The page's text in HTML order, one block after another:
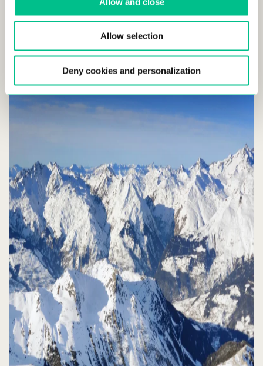
Allow selection
Deny cookies and personalization
Les Arcs : du divertissement en
famille